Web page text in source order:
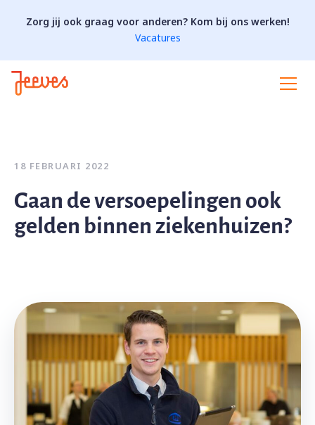
Zorg jij ook graag voor anderen? Kom bij ons werken!
Vacatures
18 FEBRUARI 2022
Gaan de versoepelingen ook
gelden binnen ziekenhuizen?